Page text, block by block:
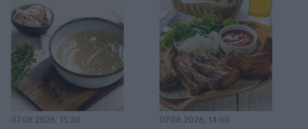
07.08.2026, 15:30 07.08.2026, 14:00